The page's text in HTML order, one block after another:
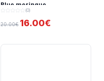
Blue meringue
(0)
20.00€ 16.00€